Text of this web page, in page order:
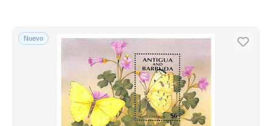
Nuevo